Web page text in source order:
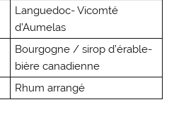
Languedoc- Vicomté
d’Aumelas
Bourgogne / sirop d’érable-
bière canadienne
Rhum arrangé